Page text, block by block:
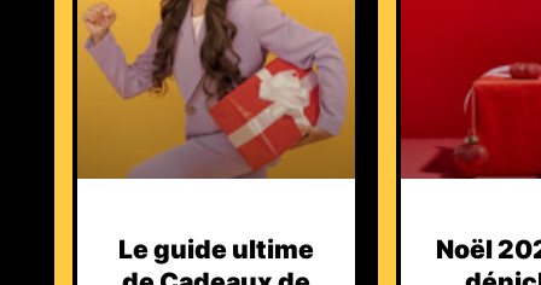
Le guide ultime
Noël